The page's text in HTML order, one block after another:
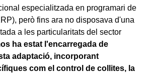
especialitzada en programari de
però fins ara no disposava d'una
a les particularitats del sector
ha estat l'encarregada de
adaptació, incorporant
com el control de collites, la